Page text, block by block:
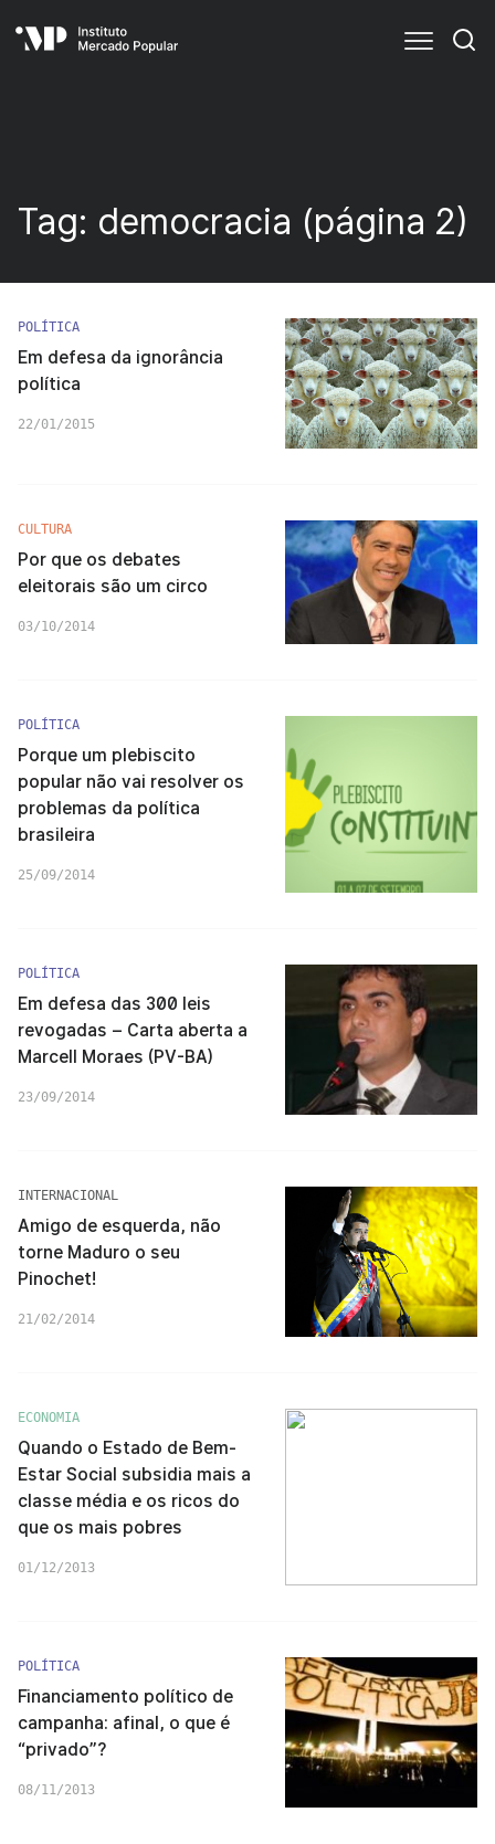
Tag: democracia (página 2)
POLÍTICA
Em defesa da ignorância
política
22/01/2015
CULTURA
Por que os debates
eleitorais são um circo
03/10/2014
POLÍTICA
Porque um plebiscito
popular não vai resolver os
problemas da política
brasileira
25/09/2014
POLÍTICA
Em defesa das 300 leis
revogadas – Carta aberta a
Marcell Moraes (PV-BA)
23/09/2014
INTERNACIONAL
Amigo de esquerda, não
torne Maduro o seu
Pinochet!
21/02/2014
ECONOMIA
Quando o Estado de Bem-
Estar Social subsidia mais a
classe média e os ricos do
que os mais pobres
01/12/2013
POLÍTICA
Financiamento político de
campanha: afinal, o que é
“privado”?
08/11/2013